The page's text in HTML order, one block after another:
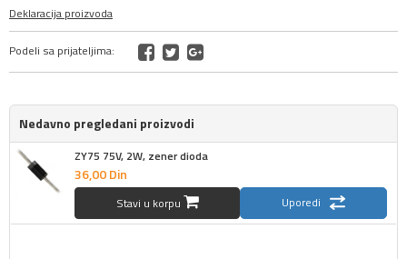
Deklaracija proizvoda
Podeli sa prijateljima:
Nedavno pregledani proizvodi
ZY75 75V, 2W, zener dioda
36,00Din
Stavi u korpu Uporedi